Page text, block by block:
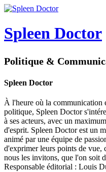
Spleen Doctor
Politique &
Spleen Doctor
À l'heure où la communication
politique, Spleen Doctor
à ses acteurs, avec un
d'esprit. Spleen Doctor est un
animé par une équipe de
d'exprimer leurs points de vue,
nous les invitons, que l'on soit
Responsable éditorial : Louis